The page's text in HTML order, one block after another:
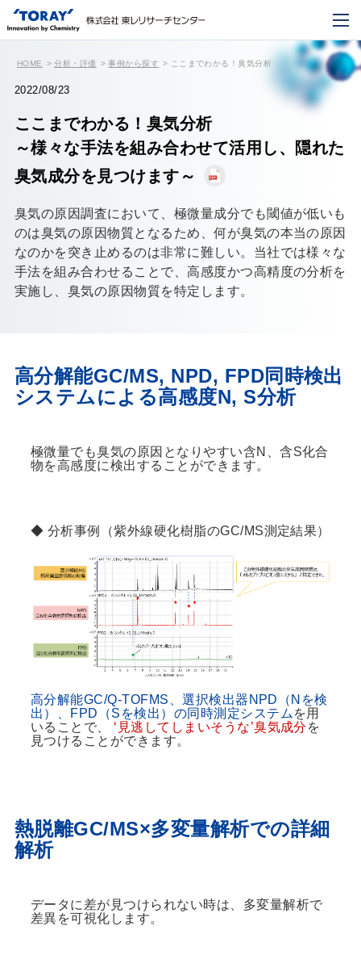
HOME 分析・評価 事例から探す ここまでわかる！臭気分析
2022/08/23
ここまでわかる！臭気分析
～様々な手法を組み合わせて活用し、隠れた
臭気成分を見つけます～
臭気の原因調査において、極微量成分でも閾値が低いも
のは臭気の原因物質となるため、何が臭気の本当の原因
なのかを突き止めるのは非常に難しい。当社では様々な
手法を組み合わせることで、高感度かつ高精度の分析を
実施し、臭気の原因物質を特定します。
高分解能GC/MS, NPD, FPD同時検出
システムによる高感度N, S分析
極微量でも臭気の原因となりやすい含N、含S化合
物を高感度に検出することができます。
◆ 分析事例（紫外線硬化樹脂のGC/MS測定結果）
高分解能GC/Q-TOFMS、選択検出器NPD（Nを検
出）、FPD（Sを検出）の同時測定システム を用
いることで、
‘見逃してしまいそうな’臭気成分 を
見つけることができます。
熱脱離GC/MS×多変量解析での詳細
解析
データに差が見つけられない時は、多変量解析で
差異を可視化します。